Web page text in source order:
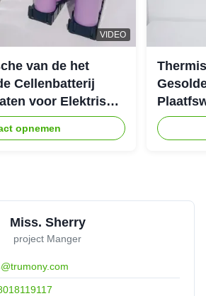
VIDEO
van de het
Cellenbatterij
voor Elektrisch
opnemen
Miss. Sherry
project Manger